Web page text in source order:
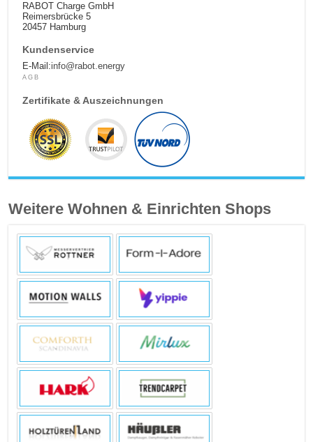
RABOT Charge GmbH
Reimersbrücke 5
20457 Hamburg
Kundenservice
E-Mail:info@rabot.energy
AGB
Zertifikate & Auszeichnungen
Weitere Wohnen & Einrichten Shops